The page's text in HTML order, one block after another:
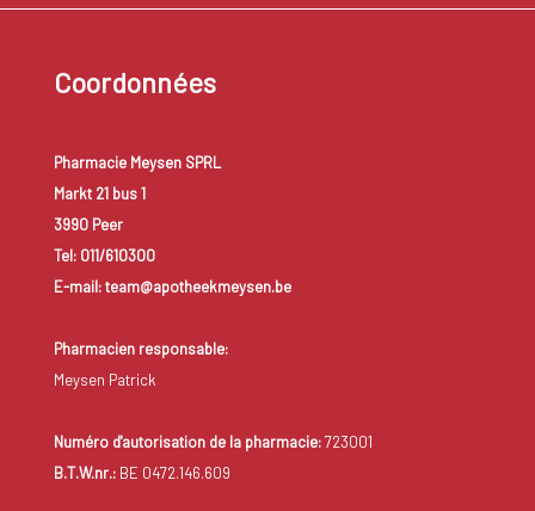
Coordonnées
Pharmacie Meysen SPRL
Markt 21 bus 1
3990 Peer
Tel: 011/610300
E-mail: team@apotheekmeysen.be
Pharmacien responsable:
Meysen Patrick
Numéro d'autorisation de la pharmacie:723001
B.T.W.nr.:BE 0472.146.609